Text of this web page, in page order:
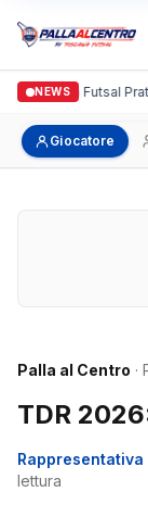
NEWS
Italgronda Futsal
Giocatore
Palla al Centro ·
TDR
Rappresentativa
lettura